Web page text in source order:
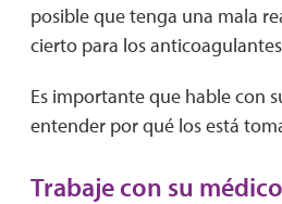
posible que tenga una mala
cierto para los
Es importante que hable con
entender por qué los está
Trabaje con su